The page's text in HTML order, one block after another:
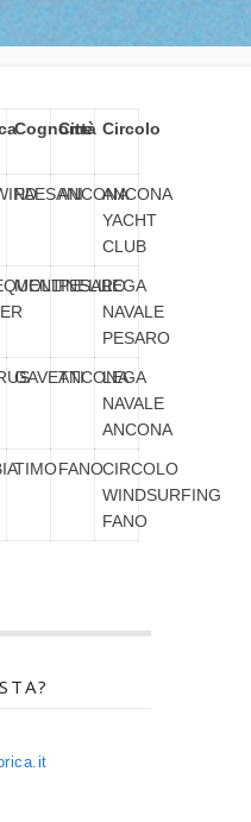
Cognome
Città Circolo
PAESANIANCONAANCONA
YACHT
CLUB
MOLLINELLI
PESAROLEGA
NAVALE
PESARO
GAVETTIANCONA
LEGA
NAVALE
ANCONA
TIMOFANOCIRCOLO
WINDSURFING
FANO